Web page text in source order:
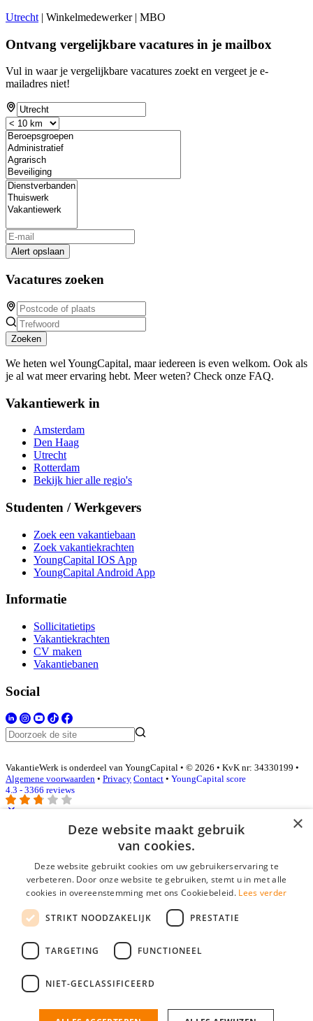
Utrecht | Winkelmedewerker | MBO
Ontvang vergelijkbare vacatures in je mailbox
Vul in waar je vergelijkbare vacatures zoekt en vergeet je e-
mailadres niet!
Alert opslaan
Vacatures zoeken
Zoeken
We heten wel YoungCapital, maar iedereen is even welkom. Ook als
je al wat meer ervaring hebt. Meer weten? Check onze FAQ.
Vakantiewerk in
Amsterdam
Den Haag
Utrecht
Rotterdam
Bekijk hier alle regio's
Studenten / Werkgevers
Zoek een vakantiebaan
Zoek vakantiekrachten
YoungCapital IOS App
YoungCapital Android App
Informatie
Sollicitatietips
Vakantiekrachten
CV maken
Vakantiebanen
Social
VakantieWerk is onderdeel van YoungCapital • © 2026 • KvK nr: 34330199 •
Algemene voorwaarden • Privacy Contact • YoungCapital score
4.3 - 3366 reviews
E-mail*
Wachtwoord
login gegevens onthouden
login
Bedrijf aanmelden
nieuwe collega/werknemer zo gevonden!
×
Deze website maakt gebruik
van cookies.
Deze website gebruikt cookies om uw gebruikerservaring te
verbeteren. Door onze website te gebruiken, stemt u in met alle
cookies in overeenstemming met ons Cookiebeleid. Lees verder
STRIKT NOODZAKELIJK PRESTATIE
TARGETING FUNCTIONEEL
NIET-GECLASSIFICEERD